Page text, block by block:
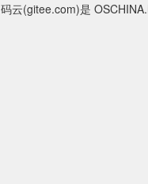
码云(gitee.com)是